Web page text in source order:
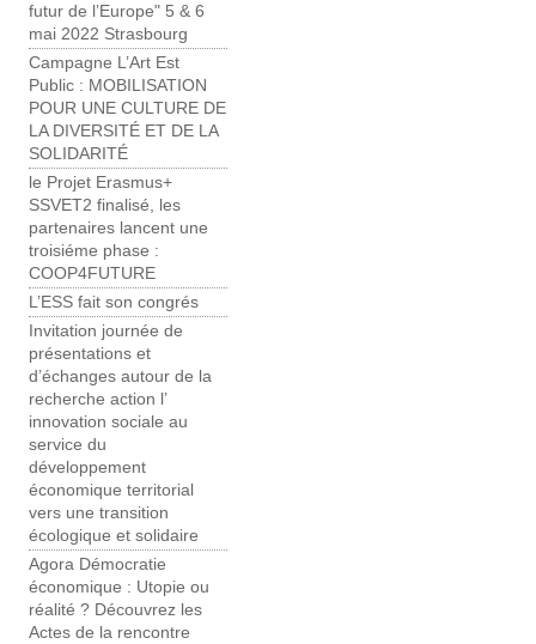
futur de l’Europe" 5 & 6
mai 2022 Strasbourg
Campagne L’Art Est
Public : MOBILISATION
POUR UNE CULTURE ​DE
LA DIVERSITÉ ET DE LA
SOLIDARITÉ
le Projet Erasmus+
SSVET2 finalisé, les
partenaires lancent une
troisiéme phase :
COOP4FUTURE
L’ESS fait son congrés
Invitation journée de
présentations et
d’échanges autour de la
recherche action l’
innovation sociale au
service du
développement
économique territorial
vers une transition
écologique et solidaire
Agora Démocratie
économique : Utopie ou
réalité ? Découvrez les
Actes de la rencontre